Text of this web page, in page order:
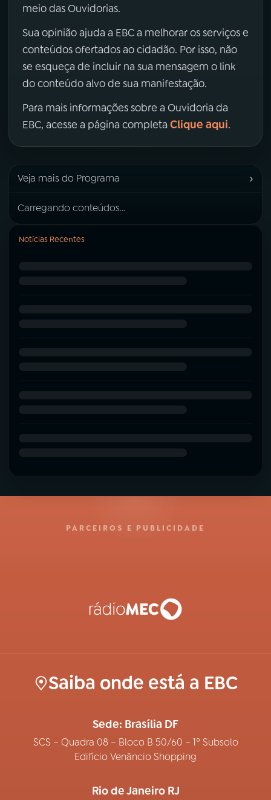
meio das Ouvidorias.
Sua opinião ajuda a EBC a melhorar os serviços e
conteúdos ofertados ao cidadão. Por isso, não
se esqueça de incluir na sua mensagem o link
do conteúdo alvo de sua manifestação.
Para mais informações sobre a Ouvidoria da
EBC, acesse a página completa Clique aqui.
Veja mais do Programa ›
Carregando conteúdos...
Notícias Recentes
PARCEIROS E PUBLICIDADE
Saiba onde está a EBC
Sede: Brasília DF
SCS – Quadra 08 – Bloco B 50/60 – 1º Subsolo
Edifício Venâncio Shopping
Rio de Janeiro RJ